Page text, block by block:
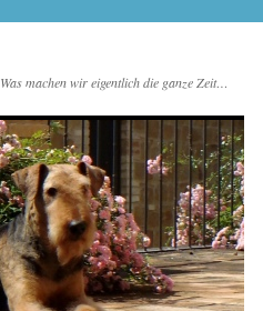
Was machen wir eigentlich die ganze Zeit…